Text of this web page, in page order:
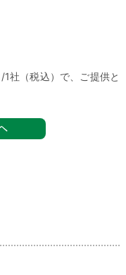
社（税込）で、ご提供と